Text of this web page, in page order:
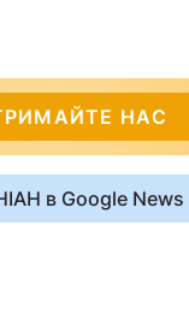
НАС
в Google News